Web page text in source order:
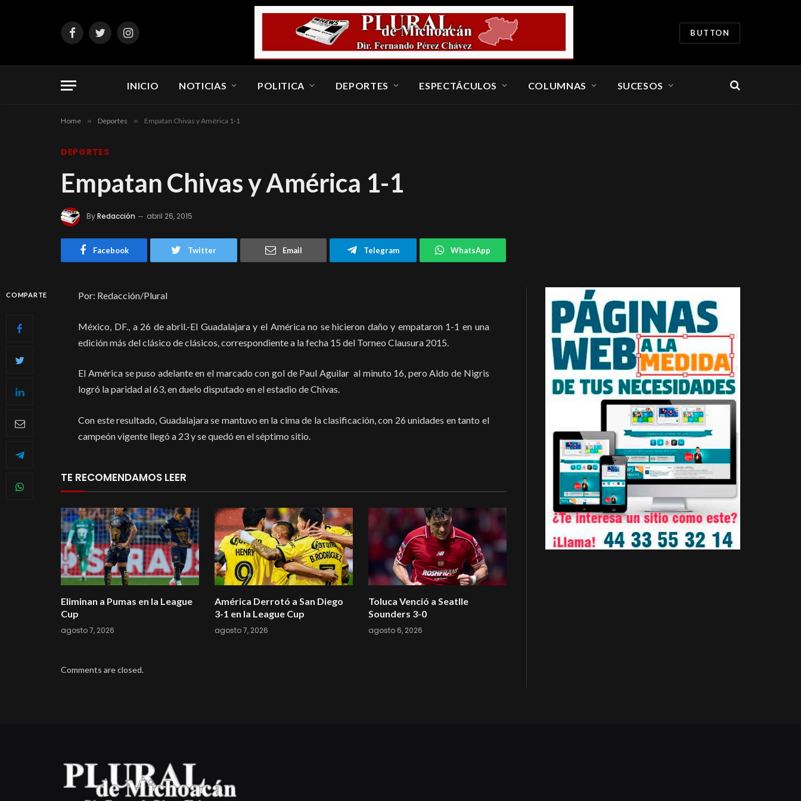
FacebookTwitterInstagram
BUTTON
INICIO NOTICIAS POLITICA DEPORTES ESPECTÁCULOS COLUMNAS SUCESOS
Home » Deportes » Empatan Chivas y América 1-1
DEPORTES
Empatan Chivas y América 1-1
ByRedacción abril 26, 2015
Facebook Twitter Email Telegram WhatsApp
COMPARTE Por: Redacción/Plural
México, DF., a 26 de abril.-El Guadalajara y el América no se hicieron daño y empataron 1-1 en una
edición más del clásico de clásicos, correspondiente a la fecha 15 del Torneo Clausura 2015.
El América se puso adelante en el marcado con gol de Paul Aguilar al minuto 16, pero Aldo de Nigris
logró la paridad al 63, en duelo disputado en el estadio de Chivas.
Con este resultado, Guadalajara se mantuvo en la cima de la clasificación, con 26 unidades en tanto el
campeón vigente llegó a 23 y se quedó en el séptimo sitio.
TE RECOMENDAMOS LEER
Eliminan a Pumas en la League
Cup
agosto 7, 2026
América Derrotó a San Diego
3-1 en la League Cup
agosto 7, 2026
Toluca Venció a Seatlle
Sounders 3-0
agosto 6, 2026
Comments are closed.